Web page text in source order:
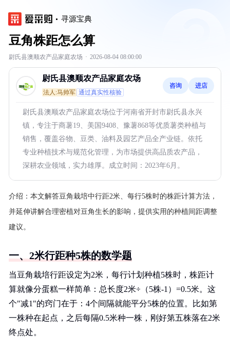
寻源宝典
豆角株距怎么算
尉氏县澳顺农产品家庭农场 · 2026-08-04 08:00:00
尉氏县澳顺农产品家庭农场
法人:马帅军 通过真实性核验
咨询 进店
尉氏县澳顺农产品家庭农场位于河南省开封市尉氏县永兴
镇，专注于商薯19、美国9408、豫薯868等优质薯类种植与
销售，覆盖谷物、豆类、油料及园艺产品全产业链。依托
专业种植技术与规范化管理，为市场提供高品质农产品，
深耕农业领域，实力雄厚。成立时间：2023年6月。
介绍： 本文解答豆角栽培中行距2米、每行5株时的株距计算方法，
并延伸讲解合理密植对豆角生长的影响，提供实用的种植间距调整
建议。
一、2米行距种5株的数学题
当豆角栽培行距设定为2米，每行计划种植5株时，株距计
算就像分蛋糕一样简单：总长度2米÷（5株-1）=0.5米。这
个"减1"的窍门在于：4个间隔就能平分5株的位置。比如第
一株种在起点，之后每隔0.5米种一株，刚好第五株落在2米
终点处。